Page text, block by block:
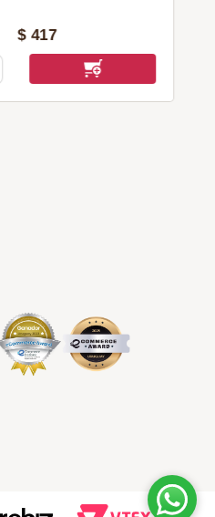
$ 417